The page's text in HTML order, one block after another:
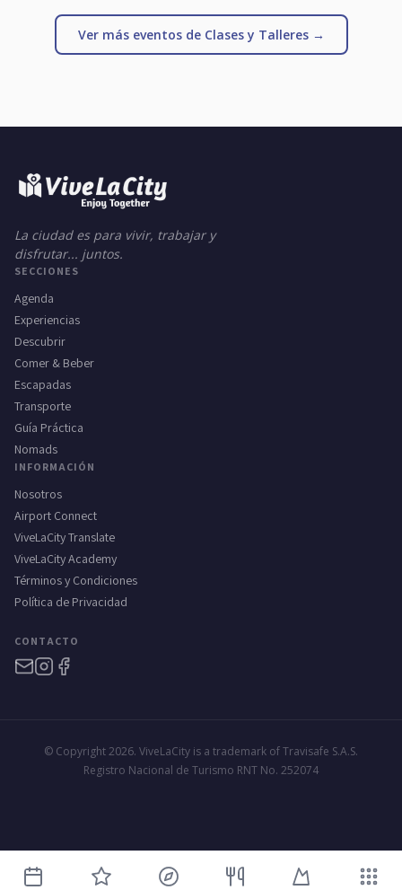
Ver más eventos de Clases y Talleres →
La ciudad es para vivir, trabajar y
disfrutar... juntos.
SECCIONES
Agenda
Experiencias
Descubrir
Comer & Beber
Escapadas
Transporte
Guía Práctica
Nomads
INFORMACIÓN
Nosotros
Airport Connect
ViveLaCity Translate
ViveLaCity Academy
Términos y Condiciones
Política de Privacidad
CONTACTO
© Copyright 2026. ViveLaCity is a trademark of Travisafe S.A.S.
Registro Nacional de Turismo RNT No. 252074